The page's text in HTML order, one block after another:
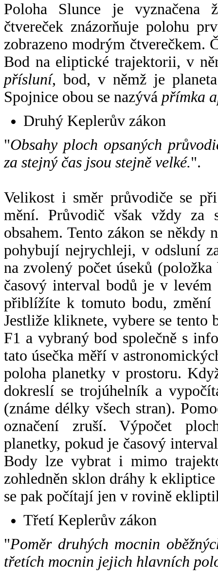
Poloha Slunce je vyznačena
čtvereček znázorňuje polohu
zobrazeno modrým čtverečkem.
Bod na eliptické trajektorii, v
přísluní, bod, v němž je
Spojnice obou se nazývá přímka
Druhý Keplerův zákon
"Obsahy ploch opsaných
za stejný čas jsou stejně velké.".
Velikost i směr průvodiče se
mění. Průvodič však vždy za
obsahem. Tento zákon se někdy
pohybují nejrychleji, v odsluní
na zvolený počet úseků
časový interval bodů je v
přiblížíte k tomuto bodu,
Jestliže kliknete, vybere se tento
F1 a vybraný bod společně s
tato úsečka měří v
poloha planetky v prostoru.
dokreslí se trojúhelník a
(známe délky všech stran).
označení zruší. Výpočet
planetky, pokud je časový
Body lze vybrat i mimo
zohledněn sklon dráhy k
se pak počítají jen v rovině
Třetí Keplerův zákon
"Poměr druhých mocnin
třetích mocnin jejich hlavních